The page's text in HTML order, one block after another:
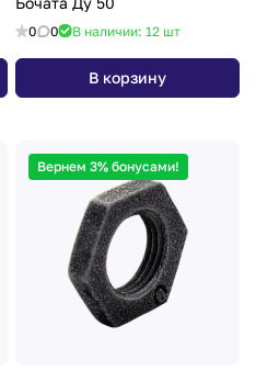
0 0 В наличии: 12 шт
В корзину
Вернем 3% бонусами!